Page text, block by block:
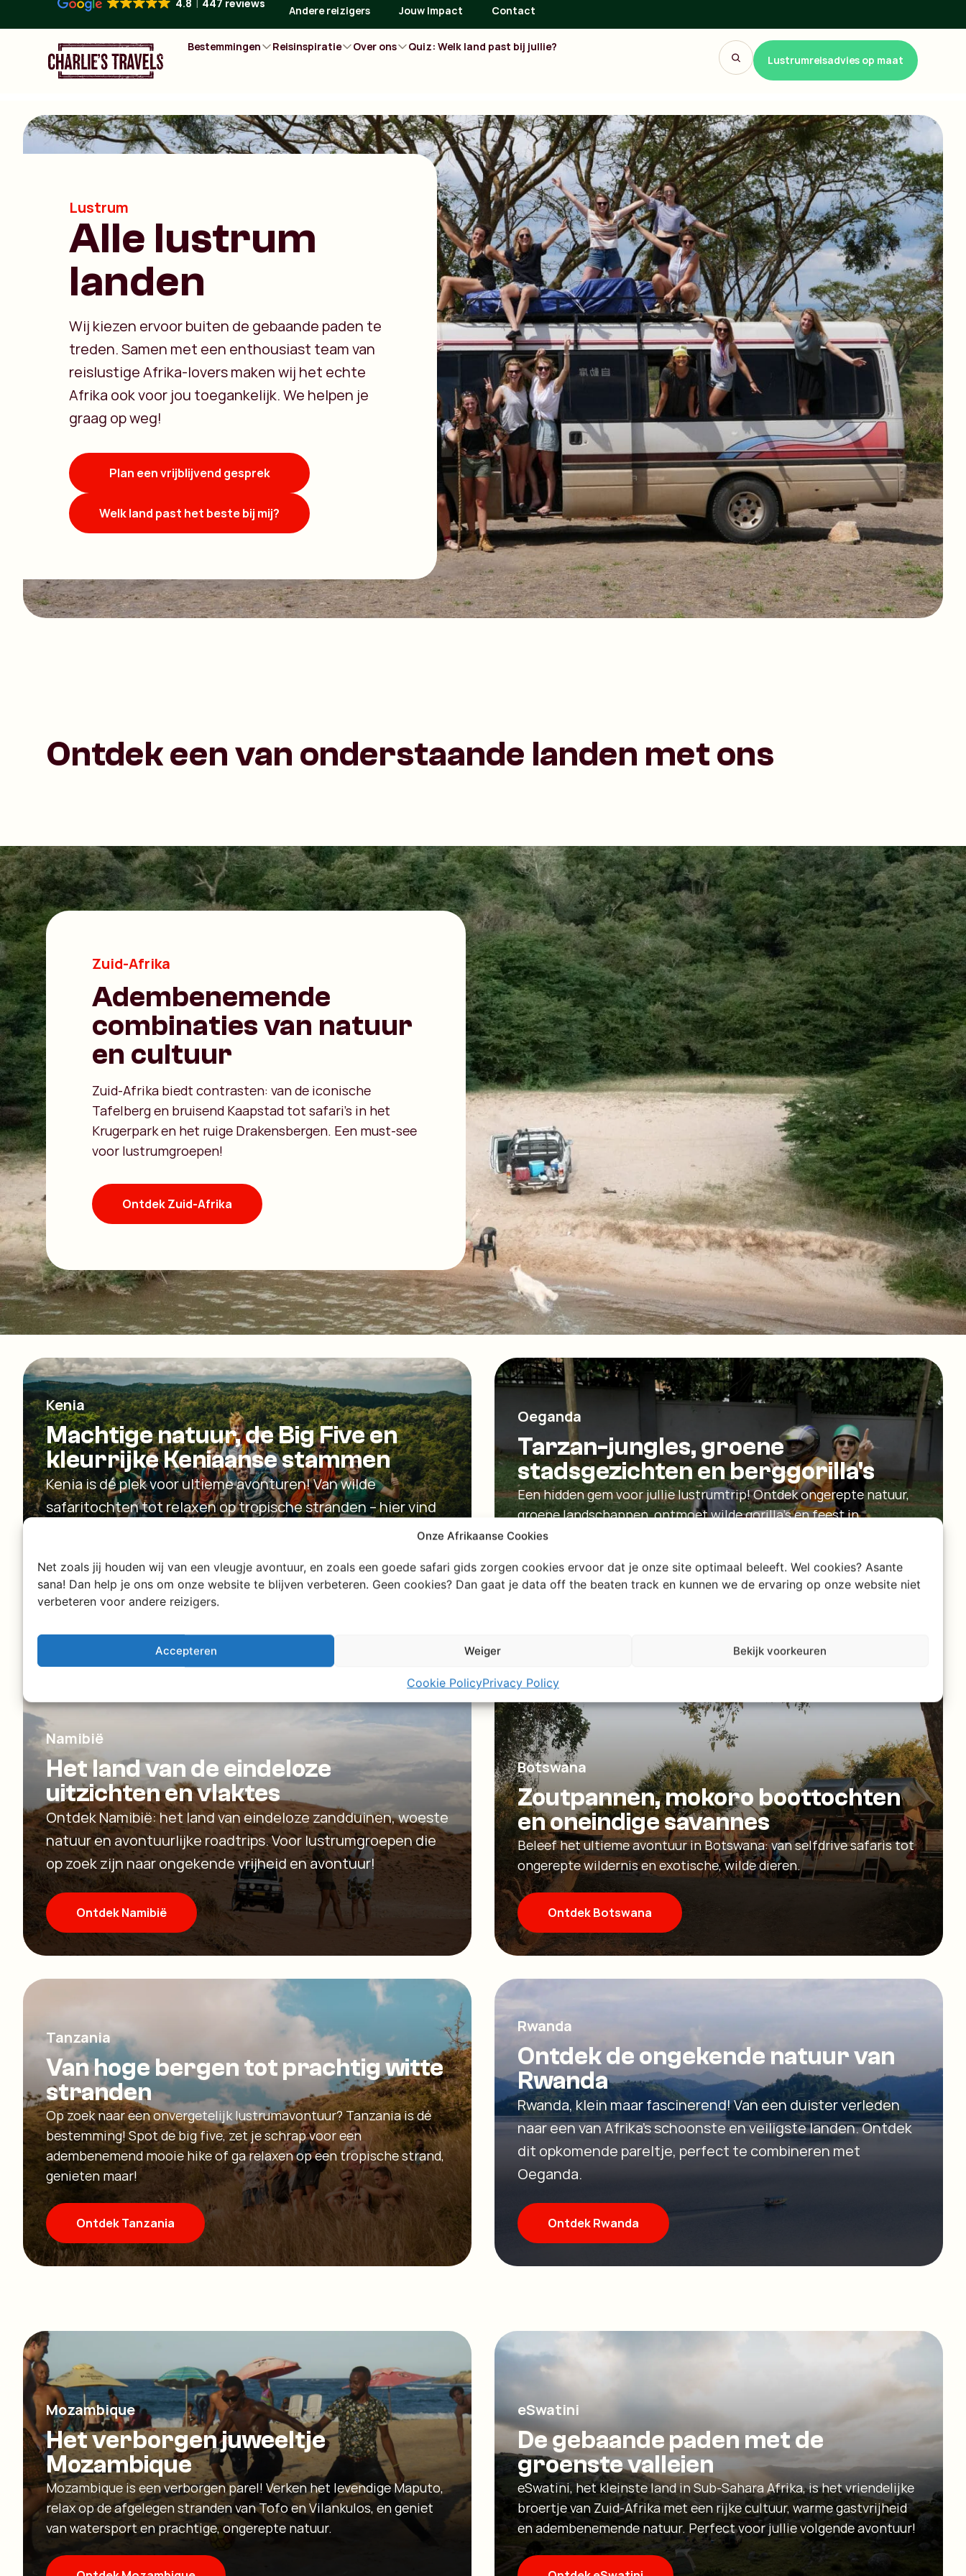
Onze Afrikaanse Cookies
Net zoals jij houden wij van een vleugje avontuur, en zoals een goede safari gids zorgen cookies ervoor dat je onze site optimaal beleeft. Wel cookies? Asante
sana! Dan help je ons om onze website te blijven verbeteren. Geen cookies? Dan gaat je data off the beaten track en kunnen we de ervaring op onze website niet
verbeteren voor andere reizigers.
Accepteren Weiger Bekijk voorkeuren
Cookie PolicyPrivacy Policy
4.8 447 reviews Andere reizigers Jouw Impact Contact
Bestemmingen Reisinspiratie Over ons
Quiz: Welk land past bij jullie?
Lustrumreisadvies op maat
Lustrum
Alle lustrum
landen
Wij kiezen ervoor buiten de gebaande paden te
treden. Samen met een enthousiast team van
reislustige Afrika-lovers maken wij het echte
Afrika ook voor jou toegankelijk. We helpen je
graag op weg!
Plan een vrijblijvend gesprek
Welk land past het beste bij mij?
Ontdek een van onderstaande landen met ons
Zuid-Afrika
Adembenemende
combinaties van natuur
en cultuur
Zuid-Afrika biedt contrasten: van de iconische
Tafelberg en bruisend Kaapstad tot safari’s in het
Krugerpark en het ruige Drakensbergen. Een must-see
voor lustrumgroepen!
Ontdek Zuid-Afrika
Kenia
Machtige natuur, de Big Five en
kleurrijke Keniaanse stammen
Kenia is dé plek voor ultieme avonturen! Van wilde
safaritochten tot relaxen op tropische stranden – hier vind
Ontdek Kenia
Oeganda
Tarzan-jungles, groene
stadsgezichten en berggorilla's
Een hidden gem voor jullie lustrumtrip! Ontdek ongerepte natuur,
groene landschappen, ontmoet wilde gorilla’s en feest in
bruisende steden. Klaar voor een avontuurlijke ervaring in dit
Namibië
Het land van de eindeloze
uitzichten en vlaktes
Ontdek Namibië: het land van eindeloze zandduinen, woeste
natuur en avontuurlijke roadtrips. Voor lustrumgroepen die
op zoek zijn naar ongekende vrijheid en avontuur!
Ontdek Namibië
Botswana
Zoutpannen, mokoro boottochten
en oneindige savannes
Beleef het ultieme avontuur in Botswana: van selfdrive safaris tot
ongerepte wildernis en exotische, wilde dieren.
Ontdek Botswana
Tanzania
Van hoge bergen tot prachtig witte
stranden
Op zoek naar een onvergetelijk lustrumavontuur? Tanzania is dé
bestemming! Spot de big five, zet je schrap voor een
adembenemend mooie hike of ga relaxen op een tropische strand,
genieten maar!
Ontdek Tanzania
Rwanda
Ontdek de ongekende natuur van
Rwanda
Rwanda, klein maar fascinerend! Van een duister verleden
naar een van Afrika’s schoonste en veiligste landen. Ontdek
dit opkomende pareltje, perfect te combineren met
Oeganda.
Ontdek Rwanda
Mozambique
Het verborgen juweeltje
Mozambique
Mozambique is een verborgen parel! Verken het levendige Maputo,
relax op de afgelegen stranden van Tofo en Vilankulos, en geniet
van watersport en prachtige, ongerepte natuur.
eSwatini
De gebaande paden met de
groenste valleien
eSwatini, het kleinste land in Sub-Sahara Afrika, is het vriendelijke
broertje van Zuid-Afrika met een rijke cultuur, warme gastvrijheid
en adembenemende natuur. Perfect voor jullie volgende avontuur!